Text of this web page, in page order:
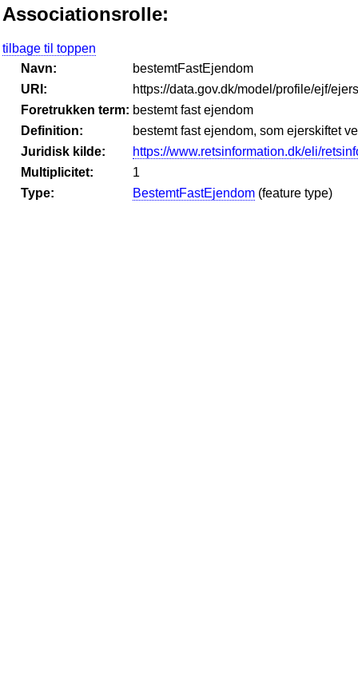
Associationsrolle:
tilbage til toppen
Navn:
bestemtFastEjendom
URI:
https://data.gov.dk/model/profile/ejf/
Foretrukken term: bestemt fast ejendom
Definition:
bestemt fast ejendom, som ejerskiftet
Juridisk kilde:
https://www.retsinformation.dk/eli/
Multiplicitet:
1
Type:
BestemtFastEjendom (feature type)